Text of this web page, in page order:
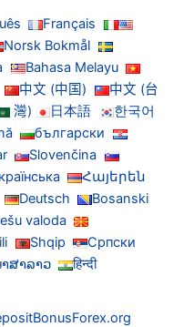
Français
Norsk Bokmål
Bahasa Melayu
中文 (中国)
中文 (台
灣)
日本語 한국어
български
Slovenčina
Українська
Հայերեն
Deutsch
Bosanski
valoda
Shqip
Српски
ພາສາລາວ हिन्दी